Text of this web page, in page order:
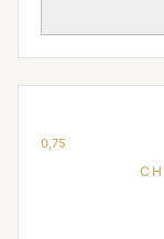
0,75